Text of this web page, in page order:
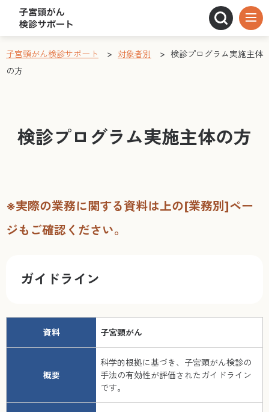
子宮頸がん検診サポート > 対象者別 > 検診プログラム実施主体
の方
検診プログラム実施主体の方
※実際の業務に関する資料は上の[業務別]ペー
ジもご確認ください。
ガイドライン
資料 子宮頸がん
概要
科学的根拠に基づき、子宮頸がん検診の
手法の有効性が評価されたガイドライン
です。